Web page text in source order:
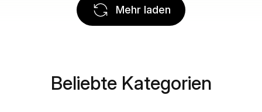
Mehr laden
Beliebte Kategorien